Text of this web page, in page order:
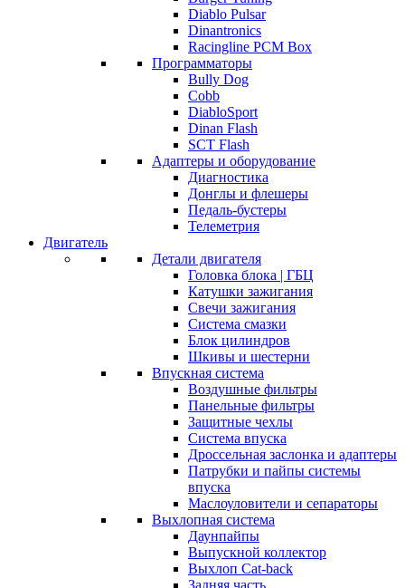
Diablo Pulsar
Dinantronics
Racingline PCM Box
Программаторы
Bully Dog
Cobb
DiabloSport
Dinan Flash
SCT Flash
Адаптеры и оборудование
Диагностика
Донглы и флешеры
Педаль-бустеры
Телеметрия
Двигатель
Детали двигателя
Головка блока | ГБЦ
Катушки зажигания
Свечи зажигания
Система смазки
Блок цилиндров
Шкивы и шестерни
Впускная система
Воздушные фильтры
Панельные фильтры
Защитные чехлы
Система впуска
Дроссельная заслонка и адаптеры
Патрубки и пайпы системы
впуска
Маслоуловители и сепараторы
Выхлопная система
Даунпайпы
Выпускной коллектор
Выхлоп Cat-back
Задняя часть